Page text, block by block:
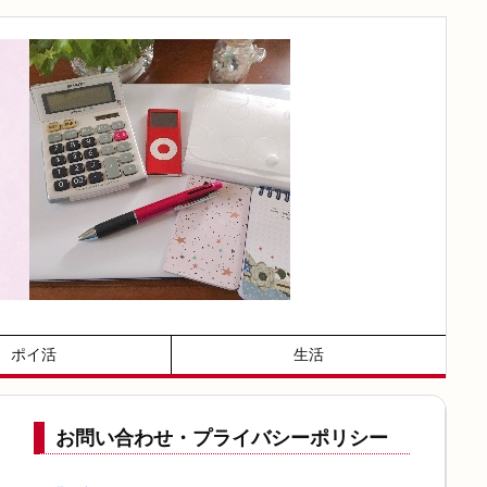
ポイ活 生活
お問い合わせ・プライバシーポリシー